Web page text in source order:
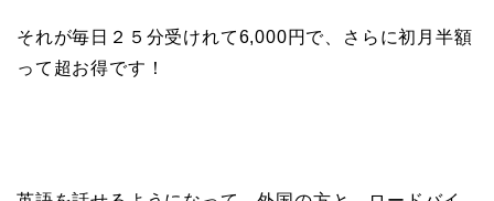
それが毎日２５分受けれて6,000円で、さらに初月半額
って超お得です！